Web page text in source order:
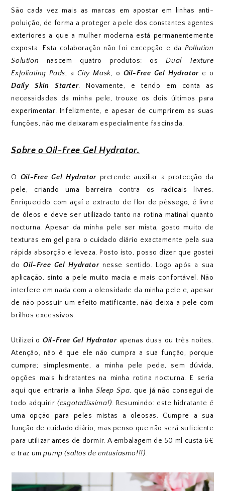
São cada vez mais as marcas em apostar em linhas anti-
poluição, de forma a proteger a pele dos constantes agentes
exteriores a que a mulher moderna está permanentemente
exposta. Esta colaboração não foi excepção e daPollution
Solution nascem quatro produtos: osDual Texture
Exfoliating Pads, a City Mask, o Oil-Free Gel Hydratore o
Daily Skin Starter. Novamente, e tendo em conta as
necessidades da minha pele, trouxe os dois últimos para
experimentar. Infelizmente, e apesar de cumprirem as suas
funções, não me deixaram especialmente fascinada.
Sobre o Oil-Free Gel Hydrator.
O Oil-Free Gel Hydratorpretende auxiliar a protecção da
pele, criando uma barreira contra os radicais livres.
Enriquecido com açaí e extracto de flor de pêssego, é livre
de óleos e deve ser utilizado tanto na rotina matinal quanto
nocturna. Apesar da minha pele ser mista, gosto muito de
texturas em gel para o cuidado diário exactamente pela sua
rápida absorção e leveza. Posto isto, posso dizer que gostei
doOil-Free Gel Hydratornesse sentido. Logo após a sua
aplicação, sinto a pele muito macia e mais confortável. Não
interfere em nada com a oleosidade da minha pele e, apesar
de não possuir um efeito matificante, não deixa a pele com
brilhos excessivos.
Utilizei o Oil-Free Gel Hydratorapenas duas ou três noites.
Atenção, não é que ele não cumpra a sua função, porque
cumpre; simplesmente, a minha pele pede, sem dúvida,
opções mais hidratantes na minha rotina nocturna. E seria
aqui que entraria a linhaSleep Spa, que já não consegui de
todo adquirir (esgotadíssima!). Resumindo: este hidratante é
uma opção para peles mistas a oleosas. Cumpre a sua
função de cuidado diário, mas penso que não será suficiente
para utilizar antes de dormir. A embalagem de 50 ml custa 6€
e traz umpump (saltos de entusiasmo!!!).